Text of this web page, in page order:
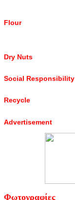
Flour
Dry Nuts
Social Responsibility
Recycle
Advertisement
Φωτογραφίες